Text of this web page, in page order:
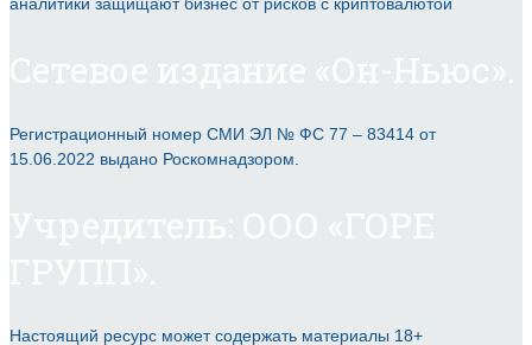
Регистрационный номер СМИ ЭЛ № ФС 77 – 83414 от
15.06.2022 выдано Роскомнадзором.
Настоящий ресурс может содержать материалы 18+